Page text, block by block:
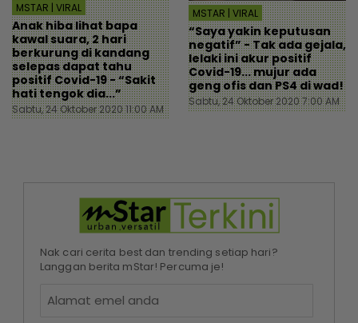
MSTAR | VIRAL
Anak hiba lihat bapa
kawal suara, 2 hari
berkurung di kandang
selepas dapat tahu
positif Covid-19 - “Sakit
hati tengok dia...”
Sabtu, 24 Oktober 2020 11:00 AM
MSTAR | VIRAL
“Saya yakin keputusan
negatif” - Tak ada gejala,
lelaki ini akur positif
Covid-19... mujur ada
geng ofis dan PS4 di wad!
Sabtu, 24 Oktober 2020 7:00 AM
Nak cari cerita best dan trending setiap hari?
Langgan berita mStar! Percuma je!